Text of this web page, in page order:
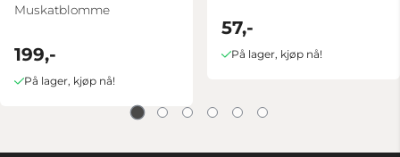
Muskatblomme
199,-
På lager, kjøp nå!
57,-
På lager, kjøp nå!